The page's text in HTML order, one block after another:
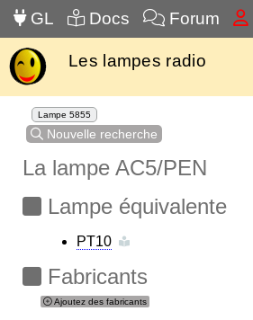
GL Docs Forum
Les lampes radio
Lampe 5855
Nouvelle recherche
La lampe AC5/PEN
Lampe équivalente
PT10
Fabricants
Ajoutez des fabricants